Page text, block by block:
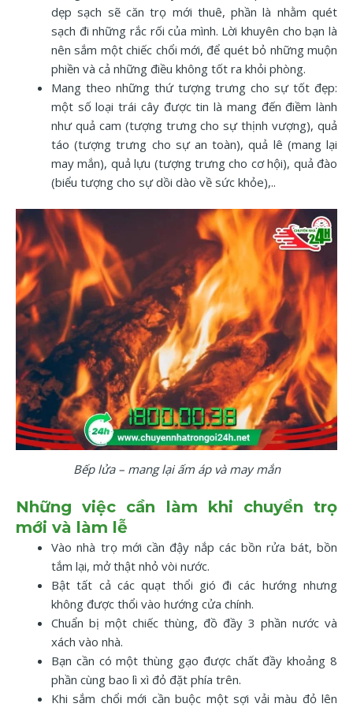
dẹp sạch sẽ căn trọ mới thuê, phần là nhằm quét
sạch đi những rắc rối của mình. Lời khuyên cho bạn là
nên sắm một chiếc chổi mới, để quét bỏ những muộn
phiền và cả những điều không tốt ra khỏi phòng.
Mang theo những thứ tượng trưng cho sự tốt đẹp:
một số loại trái cây được tin là mang đến điềm lành
như quả cam (tượng trưng cho sự thịnh vượng), quả
táo (tượng trưng cho sự an toàn), quả lê (mang lại
may mắn), quả lựu (tượng trưng cho cơ hội), quả đào
(biểu tượng cho sự dồi dào về sức khỏe),..
Bếp lửa – mang lại ấm áp và may mắn
Những việc cần làm khi chuyển trọ
mới và làm lễ
Vào nhà trọ mới cần đậy nắp các bồn rửa bát, bồn
tắm lại, mở thật nhỏ vòi nước.
Bật tất cả các quạt thổi gió đi các hướng nhưng
không được thổi vào hướng cửa chính.
Chuẩn bị một chiếc thùng, đồ đầy 3 phần nước và
xách vào nhà.
Bạn cần có một thùng gạo được chất đầy khoảng 8
phần cùng bao lì xì đỏ đặt phía trên.
Khi sắm chổi mới cần buộc một sợi vải màu đỏ lên